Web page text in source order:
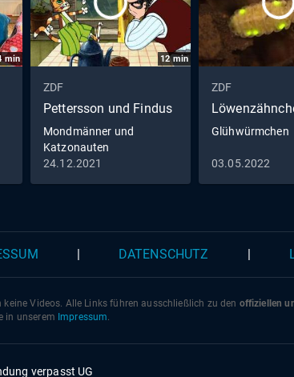
min 12min
ZDF
Pettersson und Findus
Mondmänner und
Katzonauten
24.12.2021
ZDF
Glühwürmchen
03.05.2022
DATENSCHUTZ
keine Videos. Alle Links führen ausschließlich zu den offiziellen
in unserem Impressum.
verpasst UG